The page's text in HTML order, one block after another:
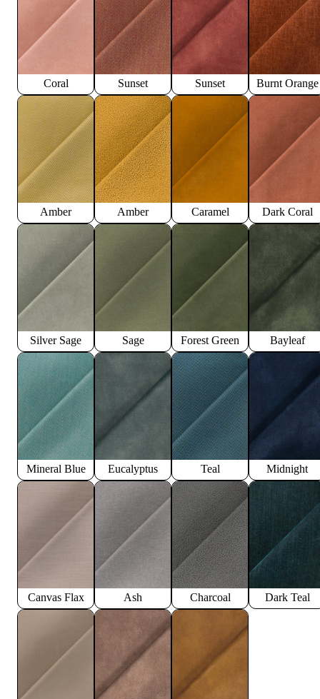
Coral Sunset Sunset Burnt Orange
Amber Amber Caramel Dark Coral
Silver Sage Sage Forest Green Bayleaf
Mineral Blue Eucalyptus Teal Midnight
Canvas Flax Ash Charcoal Dark Teal